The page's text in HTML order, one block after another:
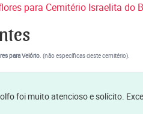
para Cemitério Israelita do
para Velório. (não específicas deste cemitério).
foi muito atencioso e solícito.